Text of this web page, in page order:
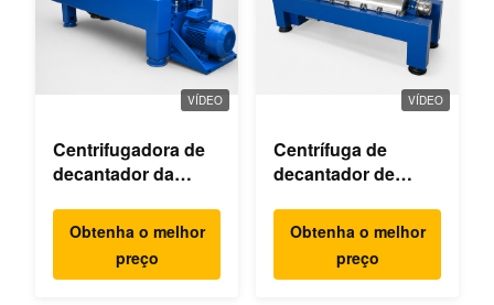
VÍDEO
Centrifugadora de
decantador da
fina
Obtenha o melhor
preço
VÍDEO
Centrífuga de
decantador de
cálcio
Obtenha o melhor
preço